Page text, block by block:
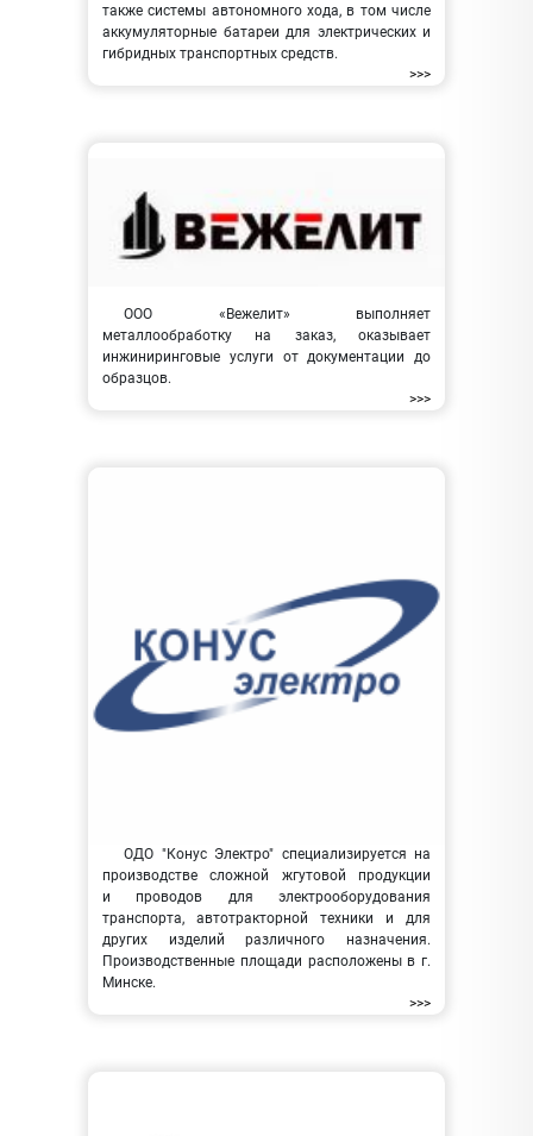
также системы автономного хода, в том числе
аккумуляторные батареи для электрических и
гибридных транспортных средств.
>>>
ООО «Вежелит» выполняет
металлообработку на заказ, оказывает
инжиниринговые услуги от документации до
образцов.
>>>
ОДО "Конус Электро" специализируется на
производстве сложной жгутовой продукции
и проводов для электрооборудования
транспорта, автотракторной техники и для
других изделий различного назначения.
Производственные площади расположены в г.
Минске.
>>>